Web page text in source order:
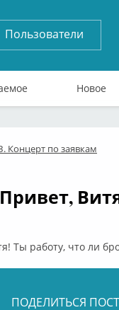
Пользователи
Новое
Концерт по заявкам
Привет,
Ты работу, что ли
ПОДЕЛИТЬСЯ